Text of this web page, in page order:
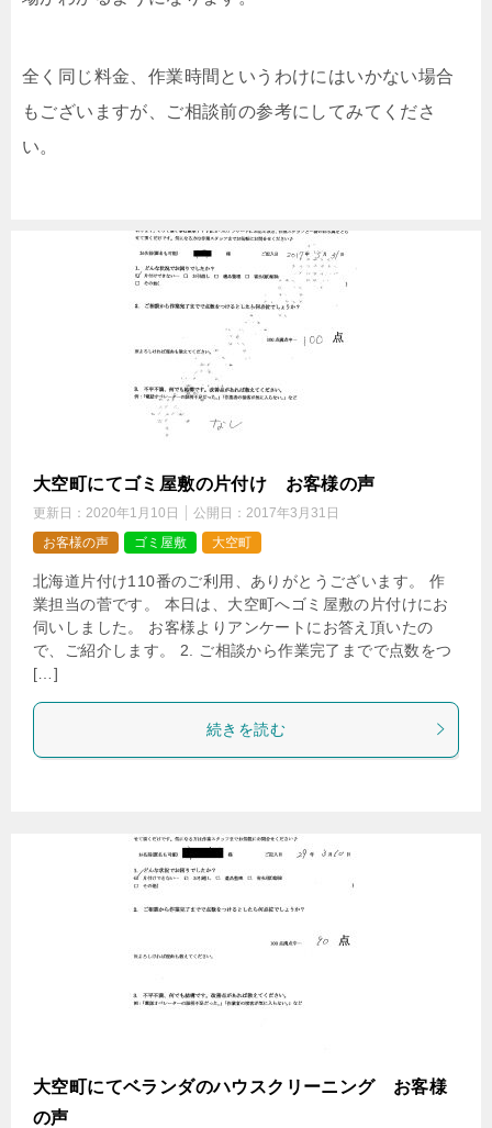
全く同じ料金、作業時間というわけにはいかない場合
もございますが、ご相談前の参考にしてみてくださ
い。
大空町にてゴミ屋敷の片付け お客様の声
更新日： 2020年1月10日 公開日： 2017年3月31日
お客様の声
ゴミ屋敷 大空町
北海道片付け110番のご利用、ありがとうございます。 作
業担当の菅です。 本日は、大空町へゴミ屋敷の片付けにお
伺いしました。 お客様よりアンケートにお答え頂いたの
で、ご紹介します。 2. ご相談から作業完了までで点数をつ
[…]
続きを読む
大空町にてベランダのハウスクリーニング お客様
の声